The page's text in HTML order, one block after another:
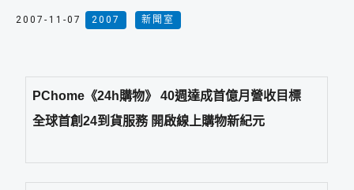
2007-11-07 2007 新聞室
PChome《24h購物》 40週達成首億月營收目標
全球首創24到貨服務 開啟線上購物新紀元